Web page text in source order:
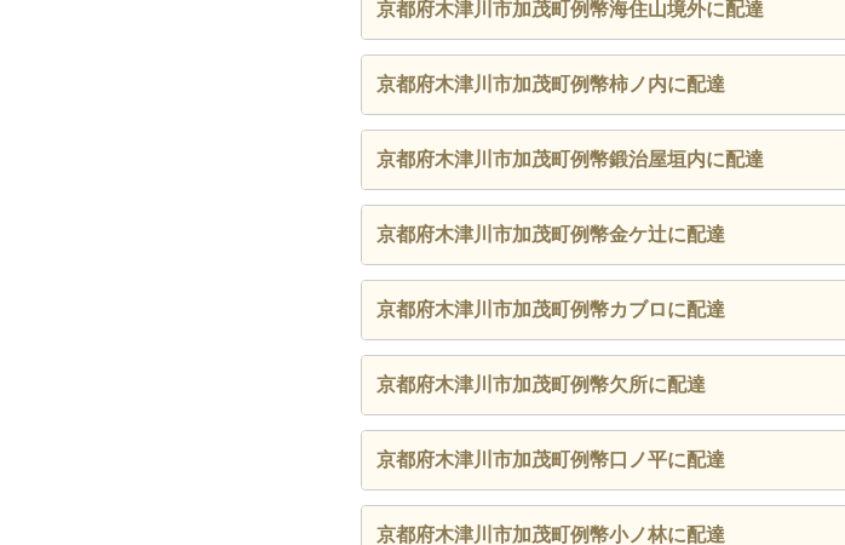
京都府木津川市加茂町例幣海住山境外に配達
京都府木津川市加茂町例幣柿ノ内に配達
京都府木津川市加茂町例幣鍛治屋垣内に配達
京都府木津川市加茂町例幣金ケ辻に配達
京都府木津川市加茂町例幣カブロに配達
京都府木津川市加茂町例幣欠所に配達
京都府木津川市加茂町例幣口ノ平に配達
京都府木津川市加茂町例幣小ノ林に配達